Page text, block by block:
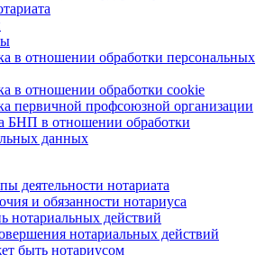
в отношении обработки персональных
в отношении обработки cookie
первичной профсоюзной организации
БНП в отношении обработки
данных
деятельности нотариата
и обязанности нотариуса
нотариальных действий
нотариальных действий
быть нотариусом